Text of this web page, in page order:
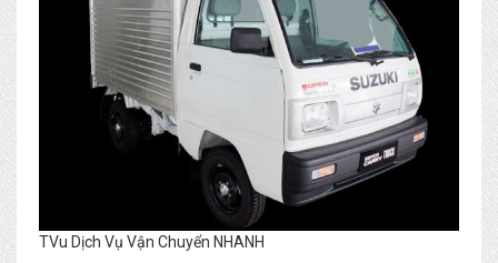
TVu Dịch Vụ Vận Chuyển NHANH